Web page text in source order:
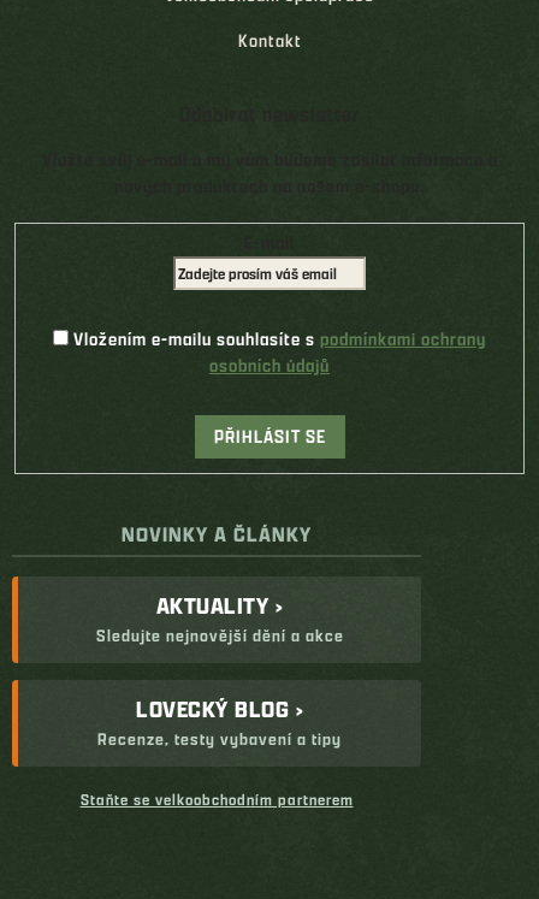
Kontakt
Vložením e-mailu souhlasíte s podmínkami ochrany
osobních údajů
PŘIHLÁSIT SE
NOVINKY A ČLÁNKY
AKTUALITY ›
Sledujte nejnovější dění a akce
LOVECKÝ BLOG ›
Recenze, testy vybavení a tipy
Staňte se velkoobchodním partnerem